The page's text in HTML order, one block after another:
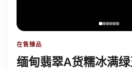
在售臻品
缅甸翡翠A货糯冰满